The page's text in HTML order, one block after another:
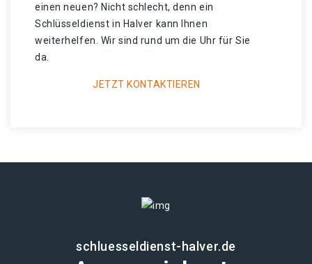
einen neuen? Nicht schlecht, denn ein
Schlüsseldienst in Halver kann Ihnen
weiterhelfen. Wir sind rund um die Uhr für Sie
da.
JETZT KONTAKTIEREN
schluesseldienst-halver.de